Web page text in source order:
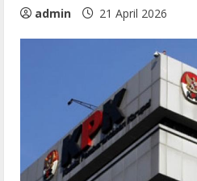
admin 21 April 2026